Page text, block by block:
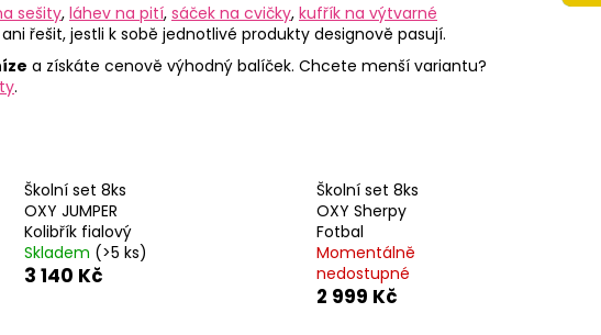
sešity, láhev na pití, sáček na cvičky, kufřík na výtvarné
řešit, jestli k sobě jednotlivé produkty designově pasují.
a získáte cenově výhodný balíček. Chcete menší variantu?
.
Školní set 8ks
OXY JUMPER
Kolibřík fialový
Skladem (>5 ks)
3 140 Kč
Školní set 8ks
OXY Sherpy
Fotbal
Momentálně
nedostupné
2 999 Kč
Následující
Kč